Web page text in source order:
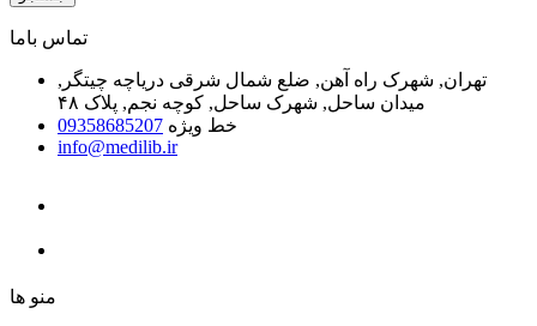
ﺗﻤﺎﺱ ﺑﺎﻣﺎ
تهران, شهرک راه آهن, ضلع شمال شرقی دریاچه چیتگر,
میدان ساحل, شهرک ساحل, کوچه نجم, پلاک ۴۸
خط ویژه 09358685207
info@medilib.ir
ﻣﻨﻮ ﻫﺎ